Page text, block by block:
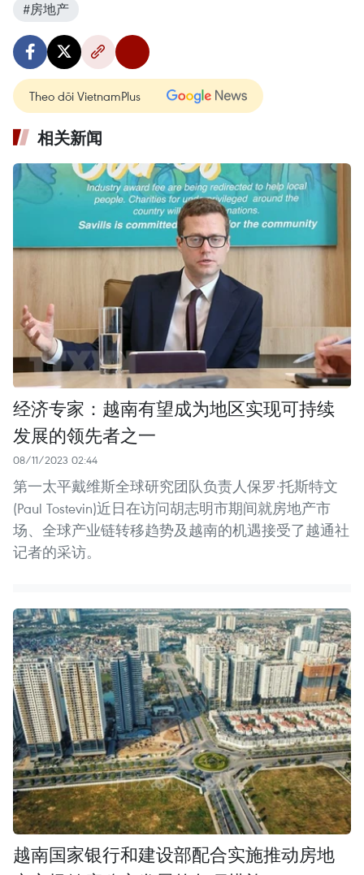
#房地产
Theo dõi VietnamPlus
相关新闻
经济专家：越南有望成为地区实现可持续
发展的领先者之一
08/11/2023 02:44
第一太平戴维斯全球研究团队负责人保罗·托斯特文
(Paul Tostevin)近日在访问胡志明市期间就房地产市
场、全球产业链转移趋势及越南的机遇接受了越通社
记者的采访。
越南国家银行和建设部配合实施推动房地